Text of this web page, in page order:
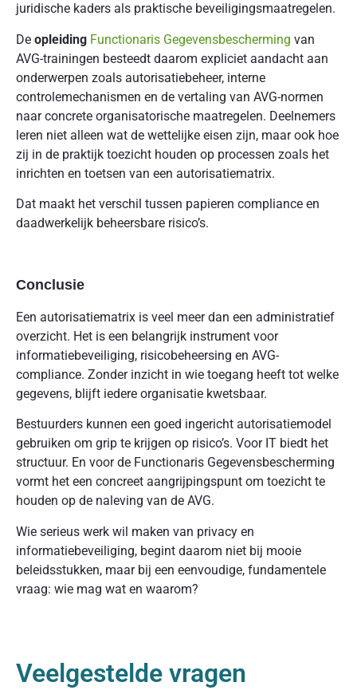
juridische kaders als praktische beveiligingsmaatregelen.
De opleiding Functionaris Gegevensbescherming van
AVG-trainingen besteedt daarom expliciet aandacht aan
onderwerpen zoals autorisatiebeheer, interne
controlemechanismen en de vertaling van AVG-normen
naar concrete organisatorische maatregelen. Deelnemers
leren niet alleen wat de wettelijke eisen zijn, maar ook hoe
zij in de praktijk toezicht houden op processen zoals het
inrichten en toetsen van een autorisatiematrix.
Dat maakt het verschil tussen papieren compliance en
daadwerkelijk beheersbare risico’s.
Conclusie
Een autorisatiematrix is veel meer dan een administratief
overzicht. Het is een belangrijk instrument voor
informatiebeveiliging, risicobeheersing en AVG-
compliance. Zonder inzicht in wie toegang heeft tot welke
gegevens, blijft iedere organisatie kwetsbaar.
Bestuurders kunnen een goed ingericht autorisatiemodel
gebruiken om grip te krijgen op risico’s. Voor IT biedt het
structuur. En voor de Functionaris Gegevensbescherming
vormt het een concreet aangrijpingspunt om toezicht te
houden op de naleving van de AVG.
Wie serieus werk wil maken van privacy en
informatiebeveiliging, begint daarom niet bij mooie
beleidsstukken, maar bij een eenvoudige, fundamentele
vraag: wie mag wat en waarom?
Veelgestelde vragen